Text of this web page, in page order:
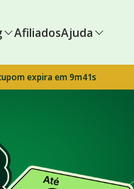
AfiliadosAjuda
expira em 9m40s